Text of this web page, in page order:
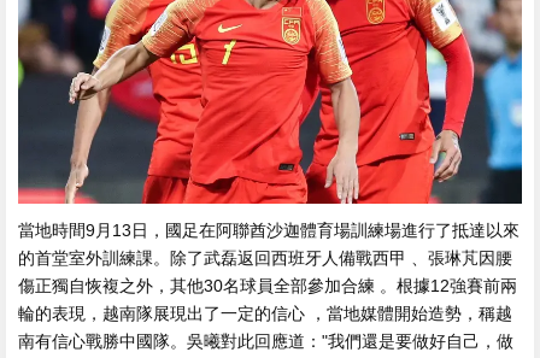
當地時間9月13日，國足在阿聯酋沙迦體育場訓練場進行了抵達以來
的首堂室外訓練課 。除了武磊返回西班牙人備戰西甲 、張琳芃因腰
傷正獨自恢複之外 ，其他30名球員全部參加合練 。根據12強賽前兩
輪的表現，越南隊展現出了一定的信心 ，當地媒體開始造勢 ，稱越
南有信心戰勝中國隊。吳曦對此回應道 ："我們還是要做好自己 ，做